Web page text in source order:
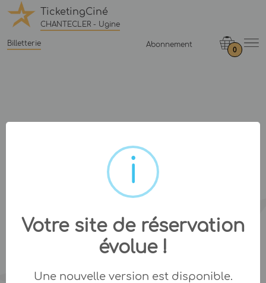
TicketingCiné
CHANTECLER - Ugine
Billetterie Abonnement
0
Votre site de réservation
évolue !
Une nouvelle version est disponible.